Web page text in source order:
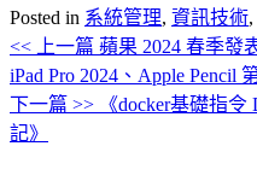
Posted in 系統管理, 資訊技術,
文
章
導
<< 上一篇 蘋果 2024 春季發
iPad Pro 2024、Apple Pencil
下一篇 >>
《docker基礎指
記》